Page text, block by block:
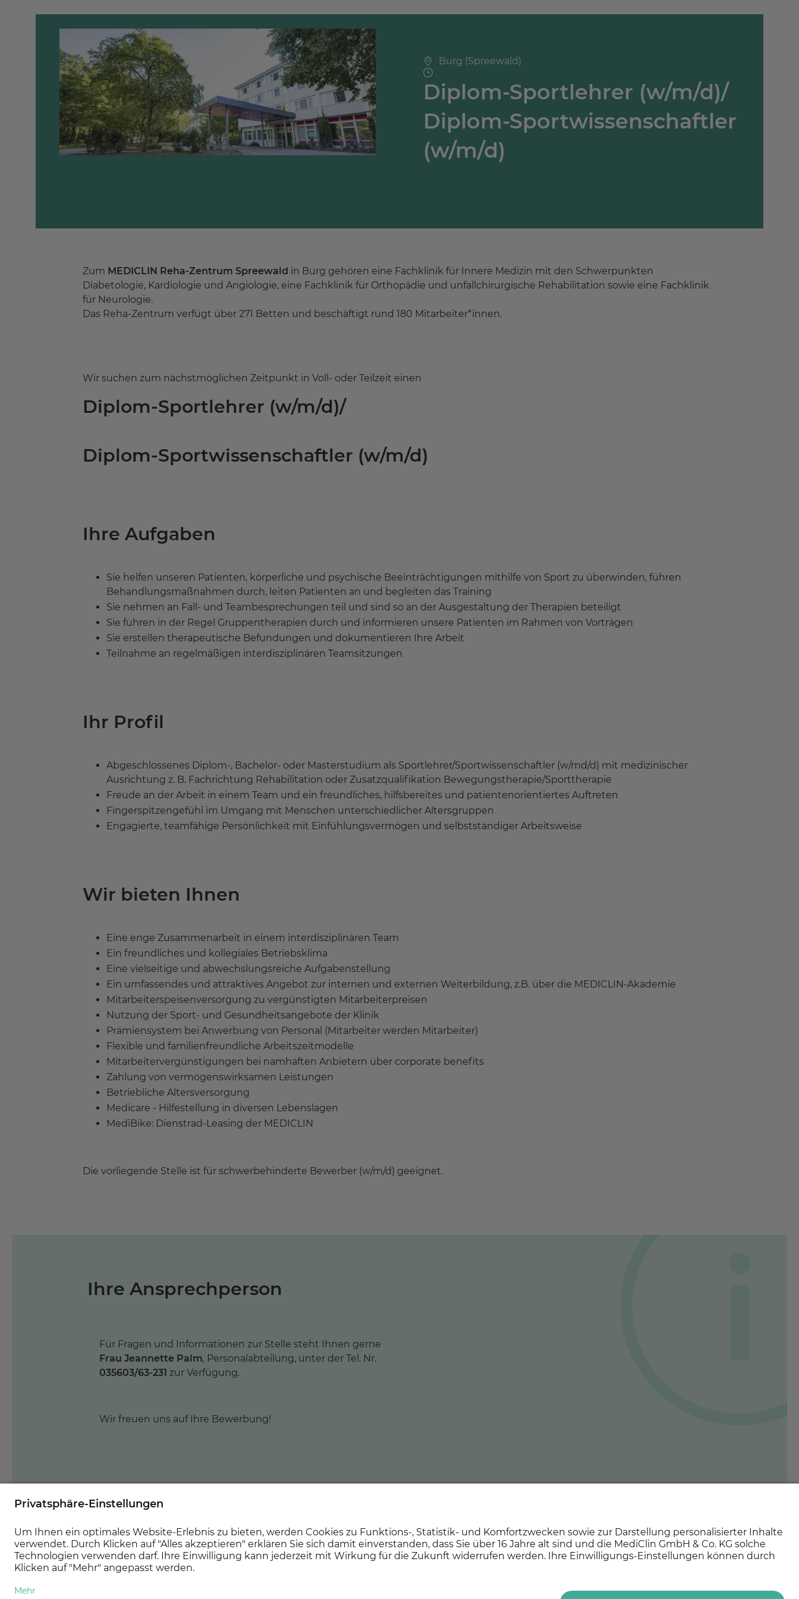
Burg (Spreewald)
Diplom-Sportlehrer (w/m/d)/
Diplom-Sportwissenschaftler
(w/m/d)
Zum MEDICLIN Reha-Zentrum Spreewald in Burg gehören eine Fachklinik für Innere Medizin mit den Schwerpunkten
Diabetologie, Kardiologie und Angiologie, eine Fachklinik für Orthopädie und unfallchirurgische Rehabilitation sowie eine Fachklinik
für Neurologie.
Das Reha-Zentrum verfügt über 271 Betten und beschäftigt rund 180 Mitarbeiter*innen.
Wir suchen zum nächstmöglichen Zeitpunkt in Voll- oder Teilzeit einen
Diplom-Sportlehrer (w/m/d)/
Diplom-Sportwissenschaftler (w/m/d)
Ihre Aufgaben
Sie helfen unseren Patienten, körperliche und psychische Beeinträchtigungen mithilfe von Sport zu überwinden, führen
Behandlungsmaßnahmen durch, leiten Patienten an und begleiten das Training
Sie nehmen an Fall- und Teambesprechungen teil und sind so an der Ausgestaltung der Therapien beteiligt
Sie führen in der Regel Gruppentherapien durch und informieren unsere Patienten im Rahmen von Vorträgen
Sie erstellen therapeutische Befundungen und dokumentieren Ihre Arbeit
Teilnahme an regelmäßigen interdisziplinären Teamsitzungen
Ihr Profil
Abgeschlossenes Diplom-, Bachelor- oder Masterstudium als Sportlehrer/Sportwissenschaftler (w/md/d) mit medizinischer
Ausrichtung z. B. Fachrichtung Rehabilitation oder Zusatzqualifikation Bewegungstherapie/Sporttherapie
Freude an der Arbeit in einem Team und ein freundliches, hilfsbereites und patientenorientiertes Auftreten
Fingerspitzengefühl im Umgang mit Menschen unterschiedlicher Altersgruppen
Engagierte, teamfähige Persönlichkeit mit Einfühlungsvermögen und selbstständiger Arbeitsweise
Wir bieten Ihnen
Eine enge Zusammenarbeit in einem interdisziplinären Team
Ein freundliches und kollegiales Betriebsklima
Eine vielseitige und abwechslungsreiche Aufgabenstellung
Ein umfassendes und attraktives Angebot zur internen und externen Weiterbildung, z.B. über die MEDICLIN-Akademie
Mitarbeiterspeisenversorgung zu vergünstigten Mitarbeiterpreisen
Nutzung der Sport- und Gesundheitsangebote der Klinik
Prämiensystem bei Anwerbung von Personal (Mitarbeiter werden Mitarbeiter)
Flexible und familienfreundliche Arbeitszeitmodelle
Mitarbeitervergünstigungen bei namhaften Anbietern über corporate benefits
Zahlung von vermögenswirksamen Leistungen
Betriebliche Altersversorgung
Medicare - Hilfestellung in diversen Lebenslagen
MediBike: Dienstrad-Leasing der MEDICLIN
Die vorliegende Stelle ist für schwerbehinderte Bewerber (w/m/d) geeignet.
Ihre Ansprechperson
Für Fragen und Informationen zur Stelle steht Ihnen gerne
Frau Jeannette Palm, Personalabteilung, unter der Tel. Nr.
035603/63-231 zur Verfügung.
Wir freuen uns auf Ihre Bewerbung!
Jetzt bewerben!